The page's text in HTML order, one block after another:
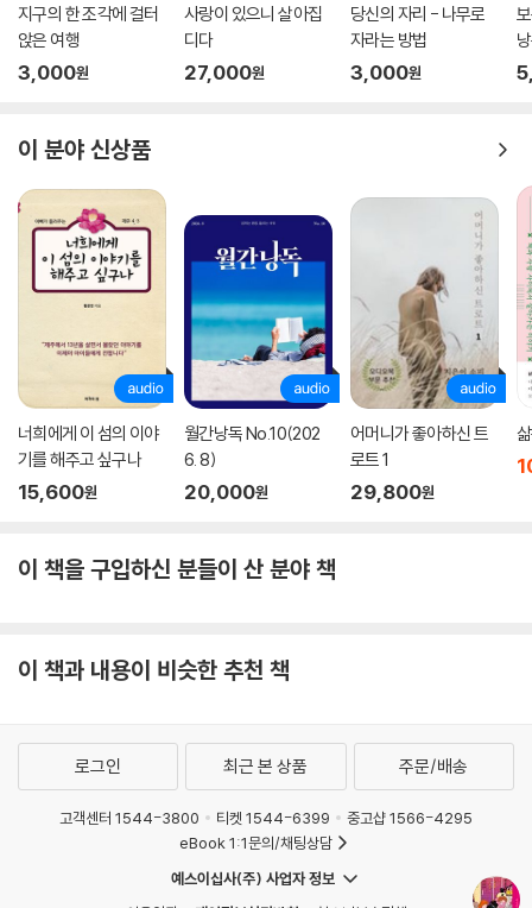
에 직면할 때마다 자신에게 한정되어 있는 에너지의 양을 가늠해 감당할
하게 거리를 두면서 내가 편안하게 활보할 영역을 확보하자는 것이다.
상대에 따라 선택적으로 수다쟁이가 되지만 쓸데없이 했다 싶은 이야기는
많아질수록 급격히 방전되며, 자주 ‘아싸’로 동떨어져 자괴감에 빠지지만
사실은 자발적인 때가 더 많고, 까다로울 것 같지만 한없이 무던하며, 상대
가 불편해하지 않도록 남몰래 배려하고, 저녁 약속이 잡혀도 괜찮지만 취
소되면 더 좋아하며, 지루하게 사는 것처럼 보이지만 실제로는 소소한 일
상의 잔재미에 즐겁고 행복하고……. 이는 남인숙의 이야기이자, 세상의
자극 중 사람에게 가장 강렬하게 자극받는 탓에 관계 자체가 피로한 노동
이고 충돌의 작은 파편에도 치명상을 입는 내성적 성격이라면 누구나 한
번쯤 겪어본 이야기이기도 하다. 『사실, 내성적인 사람입니다』에서 남인숙
은 자신의 진솔한 경험을 토대로 이런 다소 모순적인 듯한 내향적 마음들
을 따뜻하게 살핀다. 이 책을 통해 고통에 예민한 대신 행복을 느끼는 데도
훨씬 유리한 성향을 타고난 내향인들이 자기 바탕에서 너무 멀리 벗어나지
지구의 한 조각에 걸터
앉은 여행
3,000원
사랑이 있으니 살아집
디다
27,000원
당신의 자리 - 나무로
자라는 방법
3,000원
이 분야 신상품
너희에게 이 섬의 이야
기를 해주고 싶구나
15,600원
월간낭독 No.10(202
6. 8)
20,000원
어머니가 좋아하신 트
로트 1
29,800원
이 책을 구입하신 분들이 산 분야 책
이 책과 내용이 비슷한 추천 책
로그인 최근 본 상품 주문/배송
고객센터 1544-3800 티켓 1544-6399
중고샵 1566-4295
eBook 1:1문의/채팅상담
예스이십사(주) 사업자 정보